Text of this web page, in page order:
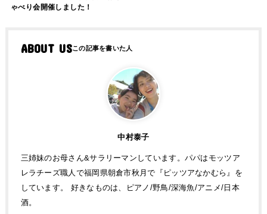
ゃべり会開催しました！
ABOUT US
中村泰子
三姉妹のお母さん&サラリーマンしています。パパはモッツア
レラチーズ職人で福岡県朝倉市秋月で『ピッツアなかむら』を
しています。 好きなものは、ピアノ/野鳥/深海魚/アニメ/日本
酒。